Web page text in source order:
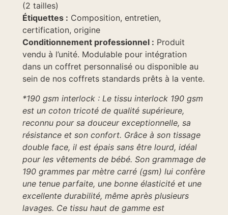
(2 tailles)
Étiquettes : Composition, entretien,
certification, origine
Conditionnement professionnel : Produit
vendu à l’unité. Modulable pour intégration
dans un coffret personnalisé ou disponible au
sein de nos coffrets standards prêts à la vente.
*190 gsm interlock : Le tissu interlock 190 gsm
est un coton tricoté de qualité supérieure,
reconnu pour sa douceur exceptionnelle, sa
résistance et son confort. Grâce à son tissage
double face, il est épais sans être lourd, idéal
pour les vêtements de bébé. Son grammage de
190 grammes par mètre carré (gsm) lui confère
une tenue parfaite, une bonne élasticité et une
excellente durabilité, même après plusieurs
lavages. Ce tissu haut de gamme est